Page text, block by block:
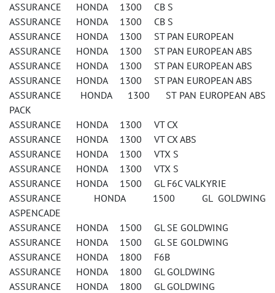
ASSURANCE HONDA 1300 CB S
ASSURANCE HONDA 1300 CB S
ASSURANCE HONDA 1300 ST PAN EUROPEAN
ASSURANCE HONDA 1300 ST PAN EUROPEAN ABS
ASSURANCE HONDA 1300 ST PAN EUROPEAN ABS
ASSURANCE HONDA 1300 ST PAN EUROPEAN ABS
ASSURANCE HONDA 1300 ST PAN EUROPEAN ABS
PACK
ASSURANCE HONDA 1300 VT CX
ASSURANCE HONDA 1300 VT CX ABS
ASSURANCE HONDA 1300 VTX S
ASSURANCE HONDA 1300 VTX S
ASSURANCE HONDA 1500 GL F6C VALKYRIE
ASSURANCE HONDA 1500 GL GOLDWING
ASPENCADE
ASSURANCE HONDA 1500 GL SE GOLDWING
ASSURANCE HONDA 1500 GL SE GOLDWING
ASSURANCE HONDA 1800 F6B
ASSURANCE HONDA 1800 GL GOLDWING
ASSURANCE HONDA 1800 GL GOLDWING